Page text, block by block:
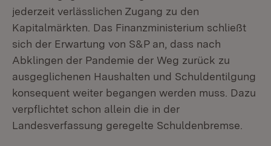
jederzeit verlässlichen Zugang zu den
Kapitalmärkten. Das Finanzministerium schließt
sich der Erwartung von S&P an, dass nach
Abklingen der Pandemie der Weg zurück zu
ausgeglichenen Haushalten und Schuldentilgung
konsequent weiter begangen werden muss. Dazu
verpflichtet schon allein die in der
Landesverfassung geregelte Schuldenbremse.